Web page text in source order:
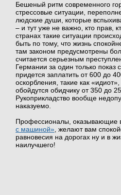
Бешеный ритм современного
стрессовые ситуации,
людские души, которые
– и тут уже не важно, кто прав,
странах такие ситуации
быть по тому, что жизнь
там законом предусмотрены
считается серьезным
Германии за один только показ
придется заплатить от 600 до
оскорбления, такие как
обойдутся обидчику от 350 до
Рукоприкладство вообще
наказуемо.
Профессионалы, оказывающие
с машиной» , желают вам
равновесия на дорогах ну и в
наилучшего!